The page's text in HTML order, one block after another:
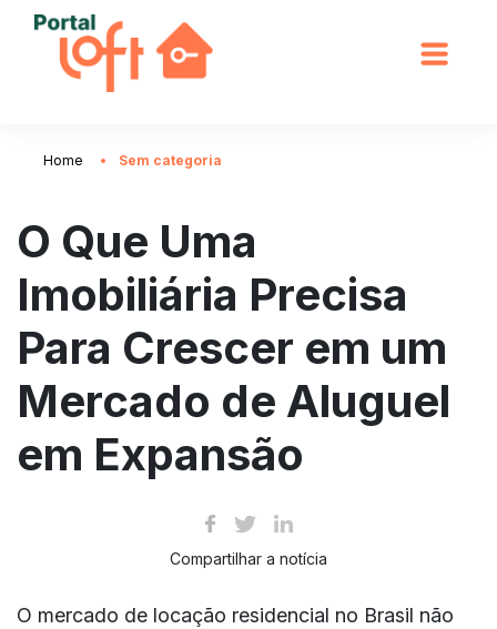
Home Sem categoria
O Que Uma
Imobiliária Precisa
Para Crescer em um
Mercado de Aluguel
em Expansão
Compartilhar a notícia
O mercado de locação residencial no Brasil não